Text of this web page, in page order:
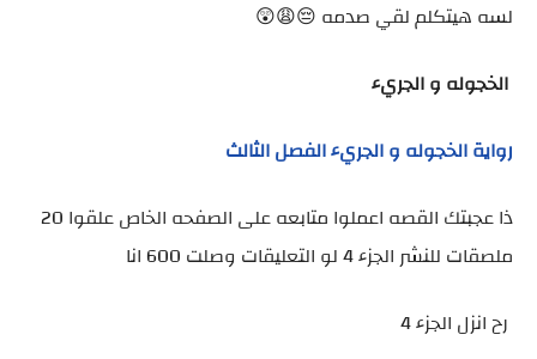
لسه هيتكلم لقي صدمه 😔😩😲
الخجوله و الجريء
رواية الخجوله و الجريء الفصل الثالث
ذا عجبتك القصه اعملوا متابعه على الصفحه الخاص علقوا 20
ملصقات للنشر الجزء 4 لو التعليقات وصلت 600 انا
رح انزل الجزء 4